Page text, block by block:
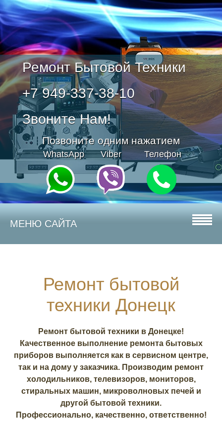
Ремонт Бытовой Техники
+7 949-337-38-10
Звоните Нам!
Позвоните одним нажатием
WhatsApp Viber Телефон
МЕНЮ САЙТА
Ремонт бытовой
техники Донецк
Ремонт бытовой техники в Донецке!
Качественное выполнение ремонта бытовых
приборов выполняется как в сервисном центре,
так и на дому у заказчика. Производим ремонт
холодильников, телевизоров, мониторов,
стиральных машин, микроволновых печей и
другой бытовой техники.
Профессионально, качественно, ответственно!